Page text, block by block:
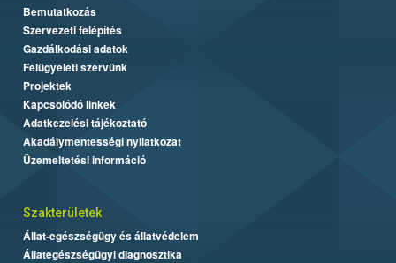
Bemutatkozás
Szervezeti felépítés
Gazdálkodási adatok
Felügyeleti szervünk
Projektek
Kapcsolódó linkek
Adatkezelési tájékoztató
Akadálymentességi nyilatkozat
Üzemeltetési információ
Szakterületek
Állat-egészségügy és állatvédelem
Állategészségügyi diagnosztika